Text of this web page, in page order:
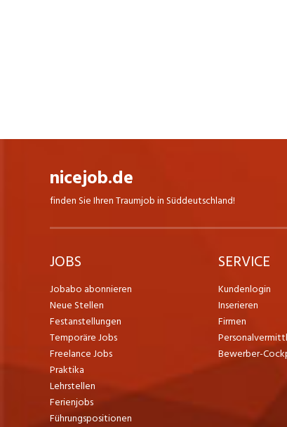
nicejob.de
finden Sie Ihren Traumjob in Süddeutschland!
JOBS
Jobabo abonnieren
Neue Stellen
Festanstellungen
Temporäre Jobs
Freelance Jobs
Praktika
Lehrstellen
Ferienjobs
Führungspositionen
SERVICE
Kundenlogin
Inserieren
Firmen
Bewerber-